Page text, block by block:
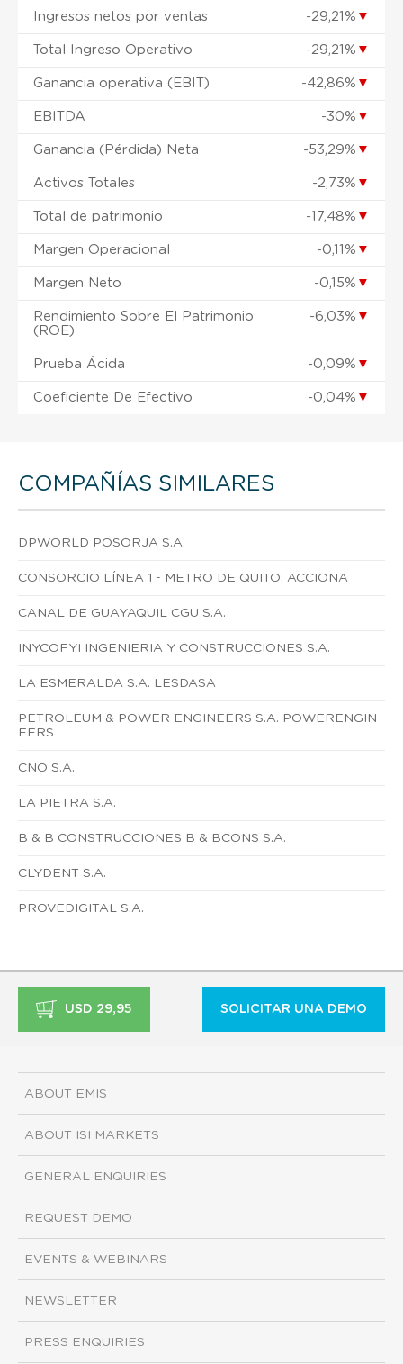
Ingresos netos por ventas -29,21% ▼
Total Ingreso Operativo -29,21% ▼
Ganancia operativa (EBIT) -42,86% ▼
EBITDA -30% ▼
Ganancia (Pérdida) Neta -53,29% ▼
Activos Totales -2,73% ▼
Total de patrimonio -17,48% ▼
Margen Operacional -0,11% ▼
Margen Neto -0,15% ▼
Rendimiento Sobre El Patrimonio
(ROE)
-6,03% ▼
Prueba Ácida -0,09% ▼
Coeficiente De Efectivo -0,04% ▼
COMPAÑÍAS SIMILARES
DPWORLD POSORJA S.A.
CONSORCIO LÍNEA 1 - METRO DE QUITO: ACCIONA
CANAL DE GUAYAQUIL CGU S.A.
INYCOFYI INGENIERIA Y CONSTRUCCIONES S.A.
LA ESMERALDA S.A. LESDASA
PETROLEUM & POWER ENGINEERS S.A. POWERENGIN
EERS
CNO S.A.
LA PIETRA S.A.
B & B CONSTRUCCIONES B & BCONS S.A.
CLYDENT S.A.
PROVEDIGITAL S.A.
USD 29,95 SOLICITAR UNA DEMO
ABOUT EMIS
ABOUT ISI MARKETS
GENERAL ENQUIRIES
REQUEST DEMO
EVENTS & WEBINARS
NEWSLETTER
PRESS ENQUIRIES